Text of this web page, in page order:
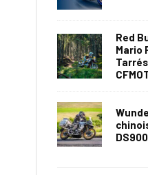
Red
Mario